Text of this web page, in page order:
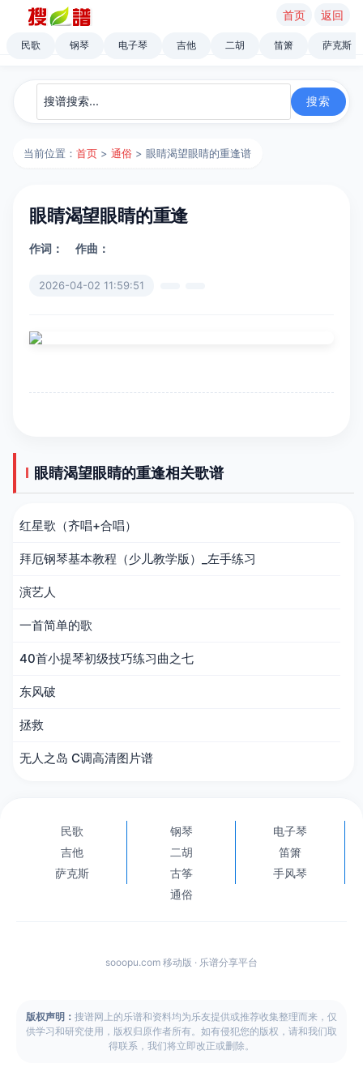
首页 返回
民歌 钢琴 电子琴 吉他 二胡 笛箫 萨克斯
当前位置：首页 >通俗 > 眼睛渴望眼睛的重逢谱
眼睛渴望眼睛的重逢
作词： 作曲：
2026-04-02 11:59:51
眼睛渴望眼睛的重逢相关歌谱
红星歌（齐唱+合唱）
拜厄钢琴基本教程（少儿教学版）_左手练习
演艺人
一首简单的歌
40首小提琴初级技巧练习曲之七
东风破
拯救
无人之岛 C调高清图片谱
民歌 钢琴
电子琴
吉他
二胡
笛箫
萨克斯
古筝
手风琴
通俗
sooopu.com 移动版 · 乐谱分享平台
版权声明： 搜谱网上的乐谱和资料均为乐友提供或推荐收集整理而来，仅
供学习和研究使用，版权归原作者所有。如有侵犯您的版权，请和我们取
得联系，我们将立即改正或删除。